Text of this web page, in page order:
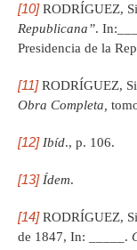
[10]RODRÍGUEZ,
Republicana”.
Presidencia de la
[11]RODRÍGUEZ,
Obra Completa,
[12] Ibíd., p. 106.
[13] Ídem.
[14]RODRÍGUEZ,
de 1847, In: _____.